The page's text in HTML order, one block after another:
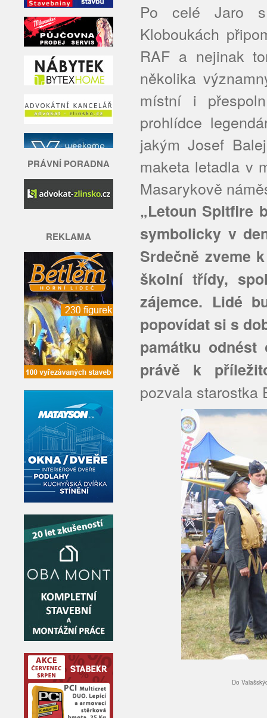
PRÁVNÍ PORADNA
REKLAMA
Po celé Jaro s
Kloboukách
RAF a nejinak
několika
místní i
prohlídce
jakým Josef
maketa letadla v
Masarykově
„Letoun Spitfire
symbolicky v
Srdečně zveme
školní třídy,
zájemce. Lidé
popovídat si s
památku
právě k
pozvala starostka
Do